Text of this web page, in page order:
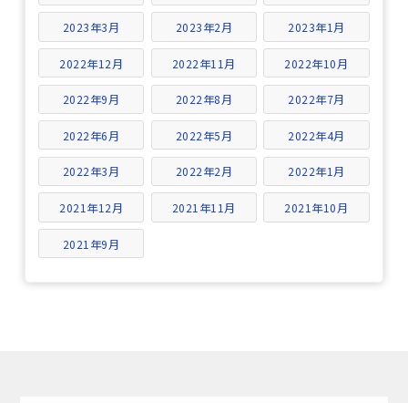
2023年3月 2023年2月 2023年1月
2022年12月 2022年11月 2022年10月
2022年9月 2022年8月 2022年7月
2022年6月 2022年5月 2022年4月
2022年3月 2022年2月 2022年1月
2021年12月 2021年11月 2021年10月
2021年9月